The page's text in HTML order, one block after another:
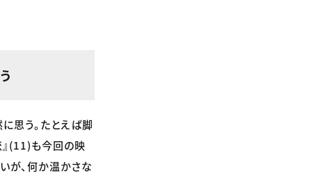
思う。たとえば脚
』(11)も今回の映
が、何か温かさな